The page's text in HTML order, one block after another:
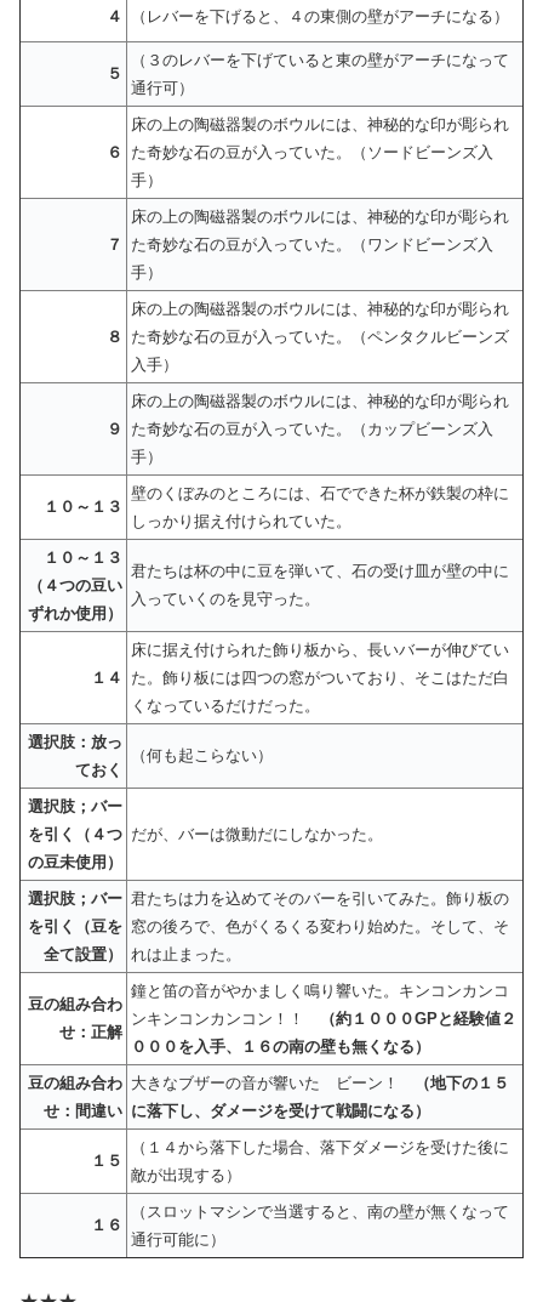
４ （レバーを下げると、４の東側の壁がアーチになる）
５
（３のレバーを下げていると東の壁がアーチになって
通行可）
６
床の上の陶磁器製のボウルには、神秘的な印が彫られ
た奇妙な石の豆が入っていた。（ソードビーンズ入
手）
７
床の上の陶磁器製のボウルには、神秘的な印が彫られ
た奇妙な石の豆が入っていた。（ワンドビーンズ入
手）
８
床の上の陶磁器製のボウルには、神秘的な印が彫られ
た奇妙な石の豆が入っていた。（ペンタクルビーンズ
入手）
９
床の上の陶磁器製のボウルには、神秘的な印が彫られ
た奇妙な石の豆が入っていた。（カップビーンズ入
手）
１０～１３
壁のくぼみのところには、石でできた杯が鉄製の枠に
しっかり据え付けられていた。
１０～１３
（４つの豆い
ずれか使用）
君たちは杯の中に豆を弾いて、石の受け皿が壁の中に
入っていくのを見守った。
１４
床に据え付けられた飾り板から、長いバーが伸びてい
た。飾り板には四つの窓がついており、そこはただ白
くなっているだけだった。
選択肢：放っ
ておく
（何も起こらない）
選択肢；バー
を引く（４つ
の豆未使用）
だが、バーは微動だにしなかった。
選択肢；バー
を引く（豆を
全て設置）
君たちは力を込めてそのバーを引いてみた。飾り板の
窓の後ろで、色がくるくる変わり始めた。そして、そ
れは止まった。
豆の組み合わ
せ：正解
鐘と笛の音がやかましく鳴り響いた。キンコンカンコ
ンキンコンカンコン！！
（約１０００GPと経験値２
０００を入手、１６の南の壁も無くなる）
豆の組み合わ
せ：間違い
大きなブザーの音が響いた ビーン！
（地下の１５
に落下し、ダメージを受けて戦闘になる）
１５
（１４から落下した場合、落下ダメージを受けた後に
敵が出現する）
１６
（スロットマシンで当選すると、南の壁が無くなって
通行可能に）